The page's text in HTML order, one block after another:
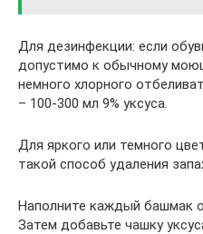
Для дезинфекции: если
допустимо к обычному
немного хлорного
– 100-300 мл 9% уксуса.
Для яркого или темного
такой способ удаления
Наполните каждый башмак
Затем добавьте чашку